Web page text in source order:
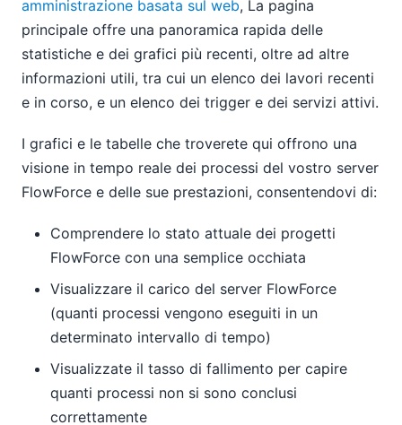
amministrazione basata sul web, La pagina
principale offre una panoramica rapida delle
statistiche e dei grafici più recenti, oltre ad altre
informazioni utili, tra cui un elenco dei lavori recenti
e in corso, e un elenco dei trigger e dei servizi attivi.
I grafici e le tabelle che troverete qui offrono una
visione in tempo reale dei processi del vostro server
FlowForce e delle sue prestazioni, consentendovi di:
Comprendere lo stato attuale dei progetti
FlowForce con una semplice occhiata
Visualizzare il carico del server FlowForce
(quanti processi vengono eseguiti in un
determinato intervallo di tempo)
Visualizzate il tasso di fallimento per capire
quanti processi non si sono conclusi
correttamente